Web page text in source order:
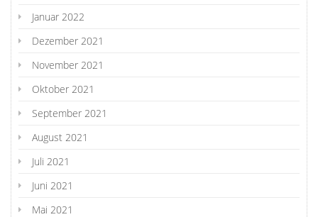
Januar 2022
Dezember 2021
November 2021
Oktober 2021
September 2021
August 2021
Juli 2021
Juni 2021
Mai 2021